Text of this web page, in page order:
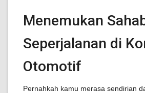
Menemukan
Seperjalanan di
Otomotif
Pernahkah kamu merasa sendirian